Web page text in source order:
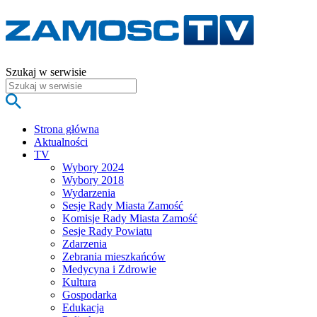
Szukaj w serwisie
Strona główna
Aktualności
TV
Wybory 2024
Wybory 2018
Wydarzenia
Sesje Rady Miasta Zamość
Komisje Rady Miasta Zamość
Sesje Rady Powiatu
Zdarzenia
Zebrania mieszkańców
Medycyna i Zdrowie
Kultura
Gospodarka
Edukacja